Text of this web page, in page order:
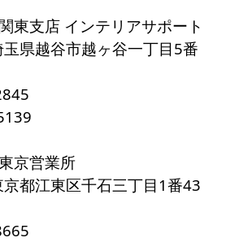
東支店 インテリアサポート
県越谷市越ヶ谷一丁目5番
京営業所
都江東区千石三丁目1番43